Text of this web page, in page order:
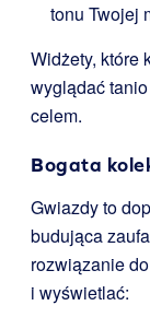
tonu Twojej
Widżety, które
wyglądać
celem.
Bogata
Gwiazdy to
budująca
rozwiązanie
i wyświetlać: